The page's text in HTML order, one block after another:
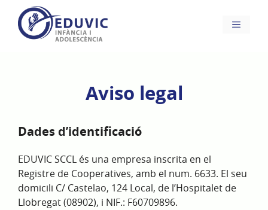
Saltar
contenido
Menú
Aviso legal
Dades d’identificació
EDUVIC SCCL és una empresa inscrita en el
Registre de Cooperatives, amb el num. 6633. El seu
domicili C/ Castelao, 124 Local, de l’Hospitalet de
Llobregat (08902), i NIF.: F60709896.